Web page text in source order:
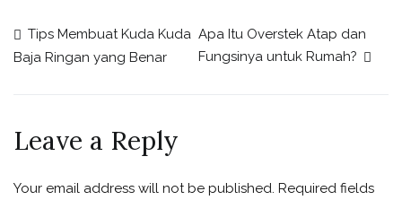
Tips Membuat Kuda Kuda
Baja Ringan yang Benar
Apa Itu Overstek Atap dan
Fungsinya untuk Rumah?
Leave a Reply
Your email address will not be published. Required fields